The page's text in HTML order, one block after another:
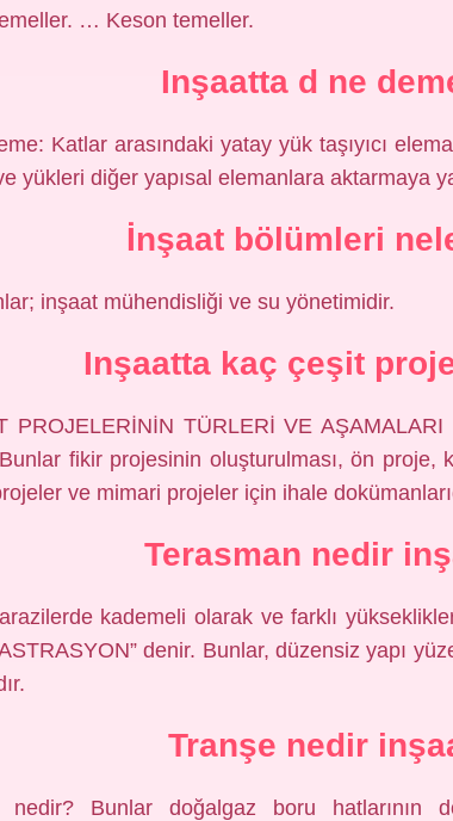
… Keson temeller.
Inşaatta d ne
Katlar arasındaki yatay yük taşıyıcı
yükleri diğer yapısal elemanlara aktarmaya
İnşaat bölümleri
inşaat mühendisliği ve su yönetimidir.
Inşaatta kaç çeşit
PROJELERİNİN TÜRLERİ VE AŞAMALARI
fikir projesinin oluşturulması, ön proje,
ve mimari projeler için ihale
Terasman nedir
kademeli olarak ve farklı
denir. Bunlar, düzensiz yapı
Tranşe nedir
nedir? Bunlar doğalgaz boru hatlarının